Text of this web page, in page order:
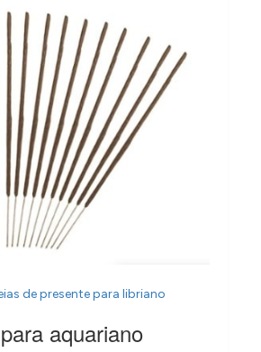
de presente para libriano
aquariano